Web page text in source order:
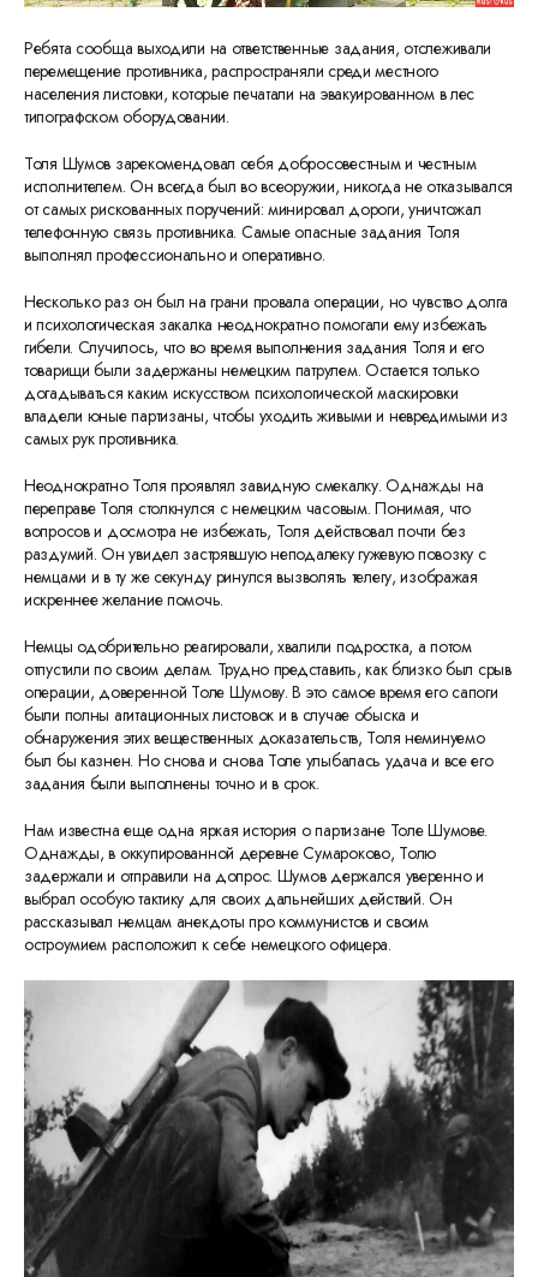
Ребята сообща выходили на ответственные задания, отслеживали
перемещение противника, распространяли среди местного
населения листовки, которые печатали на эвакуированном в лес
типографском оборудовании.
Толя Шумов зарекомендовал себя добросовестным и честным
исполнителем. Он всегда был во всеоружии, никогда не отказывался
от самых рискованных поручений: минировал дороги, уничтожал
телефонную связь противника. Самые опасные задания Толя
выполнял профессионально и оперативно.
Несколько раз он был на грани провала операции, но чувство долга
и психологическая закалка неоднократно помогали ему избежать
гибели. Случилось, что во время выполнения задания Толя и его
товарищи были задержаны немецким патрулем. Остается только
догадываться каким искусством психологической маскировки
владели юные партизаны, чтобы уходить живыми и невредимыми из
самых рук противника.
Неоднократно Толя проявлял завидную смекалку. Однажды на
переправе Толя столкнулся с немецким часовым. Понимая, что
вопросов и досмотра не избежать, Толя действовал почти без
раздумий. Он увидел застрявшую неподалеку гужевую повозку с
немцами и в ту же секунду ринулся вызволять телегу, изображая
искреннее желание помочь.
Немцы одобрительно реагировали, хвалили подростка, а потом
отпустили по своим делам. Трудно представить, как близко был срыв
операции, доверенной Толе Шумову. В это самое время его сапоги
были полны агитационных листовок и в случае обыска и
обнаружения этих вещественных доказательств, Толя неминуемо
был бы казнен. Но снова и снова Толе улыбалась удача и все его
задания были выполнены точно и в срок.
Нам известна еще одна яркая история о партизане Толе Шумове.
Однажды, в оккупированной деревне Сумароково, Толю
задержали и отправили на допрос. Шумов держался уверенно и
выбрал особую тактику для своих дальнейших действий. Он
рассказывал немцам анекдоты про коммунистов и своим
остроумием расположил к себе немецкого офицера.